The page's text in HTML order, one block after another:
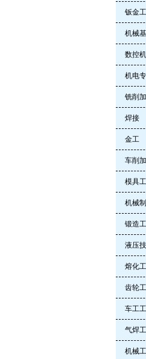
钣金工
机械
数控
机电
铣削
焊接
金工
车削
模具
机械
锻造工
液压
熔化工
齿轮工
车工
气焊工
机械